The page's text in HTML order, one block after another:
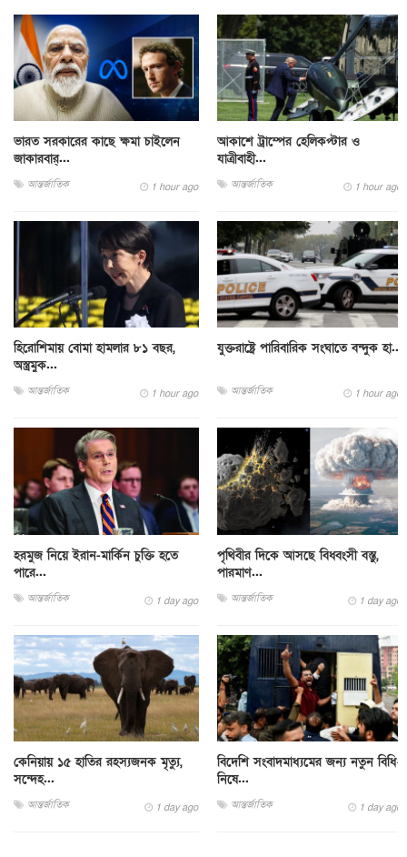
ভারত সরকারের কাছে ক্ষমা চাইলেন
জাকারবার্...
আন্তর্জাতিক 1 hour ago
আকাশে ট্রাম্পের হেলিকপ্টার ও
যাত্রীবাহী...
আন্তর্জাতিক 1 hour ago
হিরোশিমায় বোমা হামলার ৮১ বছর,
অস্ত্রমুক...
আন্তর্জাতিক 1 hour ago
যুক্তরাষ্ট্রে পারিবারিক সংঘাতে বন্দুক হা...
আন্তর্জাতিক 1 hour ago
হরমুজ নিয়ে ইরান-মার্কিন চুক্তি হতে
পারে...
আন্তর্জাতিক 1 day ago
পৃথিবীর দিকে আসছে বিধ্বংসী বস্তু,
পারমাণ...
আন্তর্জাতিক 1 day ago
কেনিয়ায় ১৫ হাতির রহস্যজনক মৃত্যু,
সন্দেহ...
আন্তর্জাতিক 1 day ago
বিদেশি সংবাদমাধ্যমের জন্য নতুন বিধি-
নিষে...
আন্তর্জাতিক 1 day ago